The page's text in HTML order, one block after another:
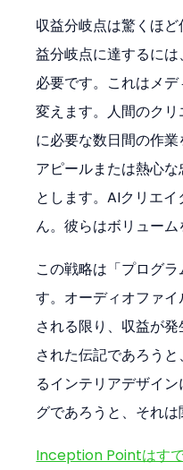
収益分岐点は驚くほ
益分岐点に達するに
必要です。これはメ
変えます。人間のク
に必要な数日間の作
アピールまたは熱心
とします。AIクリエ
ん。彼らはボリューム
この戦略は「プログ
す。オーディオファ
される限り、収益が
された伝記であろう
るインテリアデザイ
グであろうと、それは
Inception Pointはす